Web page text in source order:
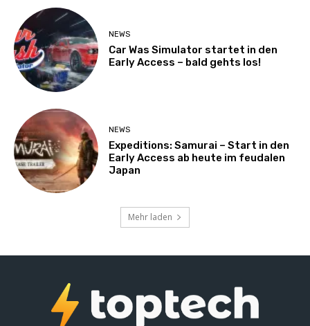
NEWS
Car Was Simulator startet in den
Early Access – bald gehts los!
NEWS
Expeditions: Samurai – Start in den
Early Access ab heute im feudalen
Japan
Mehr laden